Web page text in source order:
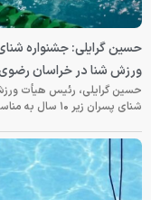
ورزش شنا در خراسان
حسین گرایلی، رئیس هیأت
شنای پسران زیر ۱۰ سال به مناسبت روز جهانی شنا اظهار کرد: این جشنواره روز جمعه‌ ۱۶